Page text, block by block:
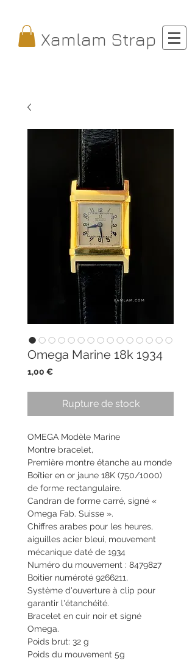
Xamlam Strap
Omega Marine 18k 1934
1,00 €Prix
Rupture de stock
OMEGA Modèle Marine
Montre bracelet,
Première montre étanche au monde
Boîtier en or jaune 18K (750/1000)
de forme rectangulaire.
Candran de forme carré, signé «
Omega Fab. Suisse ».
Chiffres arabes pour les heures,
aiguilles acier bleui, mouvement
mécanique daté de 1934
Numéro du mouvement : 8479827
Boitier numéroté 9266211,
Système d'ouverture à clip pour
garantir l'étanchéité.
Bracelet en cuir noir et signé
Omega.
Poids brut: 32 g
Poids du mouvement 5g